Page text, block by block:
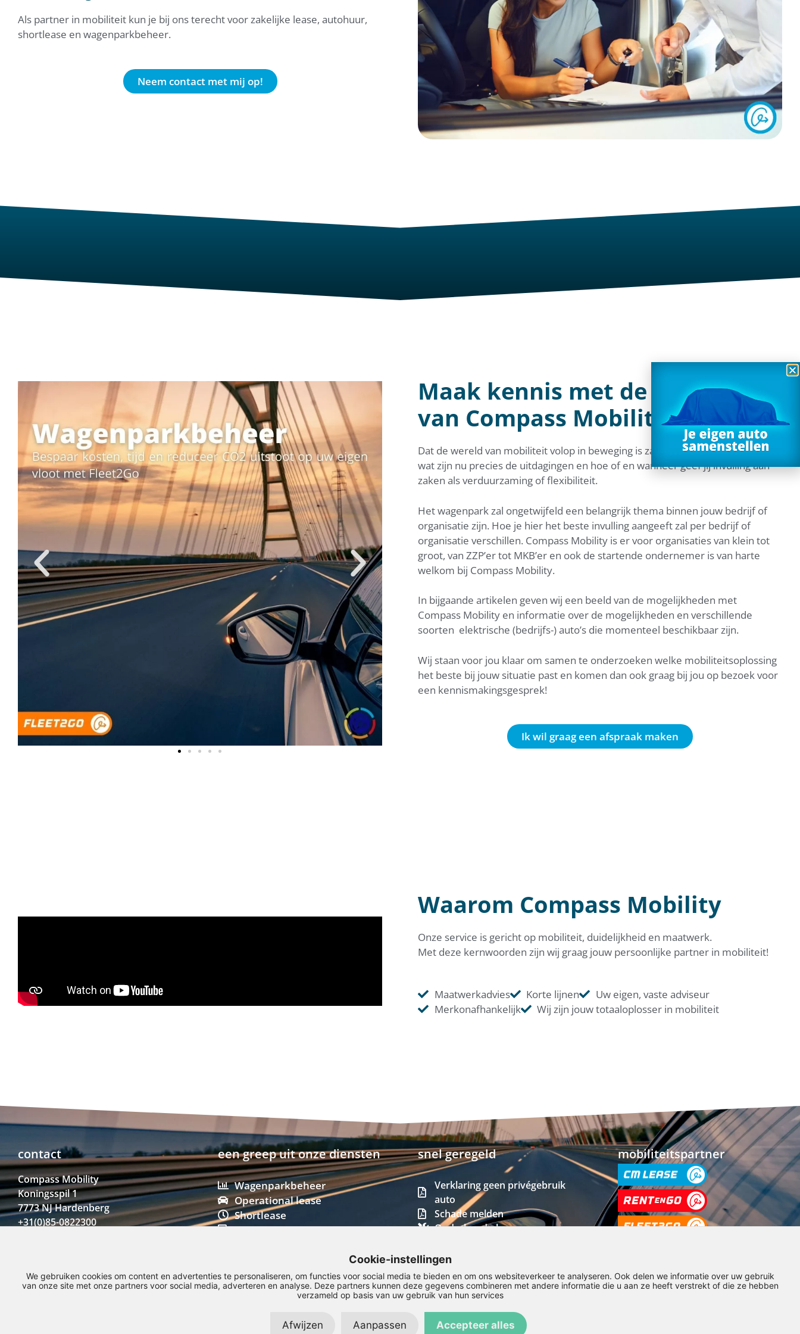
Als partner in mobiliteit kun je bij ons terecht voor zakelijke lease, autohuur,
shortlease en wagenparkbeheer.
Neem contact met mij op!
Maak kennis met de diensten
van Compass Mobility
Dat de wereld van mobiliteit volop in beweging is zal niemand ontgaan. Maar
wat zijn nu precies de uitdagingen en hoe of en wanneer geef jij invulling aan
zaken als verduurzaming of flexibiliteit.
Het wagenpark zal ongetwijfeld een belangrijk thema binnen jouw bedrijf of
organisatie zijn. Hoe je hier het beste invulling aangeeft zal per bedrijf of
organisatie verschillen. Compass Mobility is er voor organisaties van klein tot
groot, van ZZP’er tot MKB’er en ook de startende ondernemer is van harte
welkom bij Compass Mobility.
In bijgaande artikelen geven wij een beeld van de mogelijkheden met
Compass Mobility en informatie over de mogelijkheden en verschillende
soorten elektrische (bedrijfs-) auto’s die momenteel beschikbaar zijn.
Wij staan voor jou klaar om samen te onderzoeken welke mobiliteitsoplossing
het beste bij jouw situatie past en komen dan ook graag bij jou op bezoek voor
een kennismakingsgesprek!
Ik wil graag een afspraak maken
Waarom Compass Mobility
Onze service is gericht op mobiliteit, duidelijkheid en maatwerk.
Met deze kernwoorden zijn wij graag jouw persoonlijke partner in mobiliteit!
Maatwerkadvies Korte lijnen
Uw eigen, vaste adviseur
Merkonafhankelijk
Wij zijn jouw totaaloplosser in mobiliteit
contact
Compass Mobility
Koningsspil 1
7773 NJ Hardenberg
+31(0)85-0822300
een greep uit onze diensten
Wagenparkbeheer
Operational lease
Shortlease
Starterslease
Fietslease
snel geregeld
Verklaring geen privégebruik
auto
Schade melden
Onderhoud plannen
mobiliteitspartner
Cookie-instellingen
We gebruiken cookies om content en advertenties te personaliseren, om functies voor social media te bieden en om ons websiteverkeer te analyseren. Ook delen we informatie over uw gebruik
van onze site met onze partners voor social media, adverteren en analyse. Deze partners kunnen deze gegevens combineren met andere informatie die u aan ze heeft verstrekt of die ze hebben
verzameld op basis van uw gebruik van hun services
Afwijzen Aanpassen Accepteer alles